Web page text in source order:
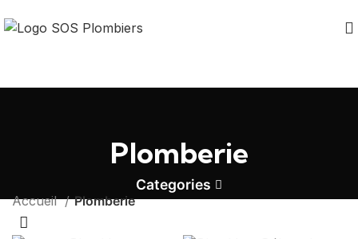
Plomberie
Categories
Accueil Plomberie